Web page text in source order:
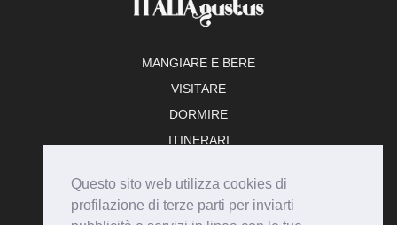
Questo sito web utilizza cookies di
profilazione di terze parti per inviarti
MANGIARE E BERE
VISITARE
DORMIRE
ITINERARI
ADERISCI